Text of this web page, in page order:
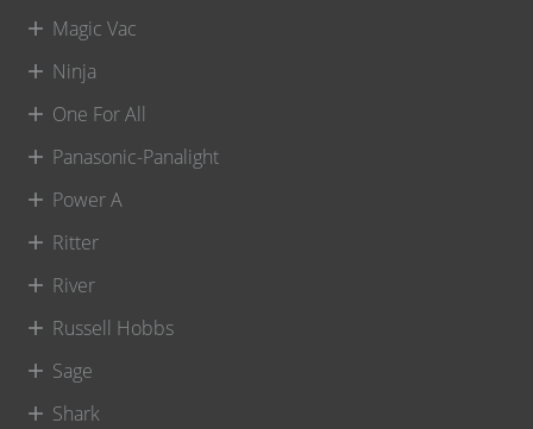
Magic Vac
Ninja
One For All
Panasonic-Panalight
Power A
Ritter
River
Russell Hobbs
Sage
Shark